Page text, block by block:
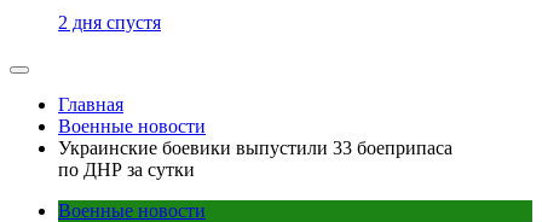
2 дня спустя
Главная
Военные новости
Украинские боевики выпустили 33 боеприпаса
по ДНР за сутки
Военные новости